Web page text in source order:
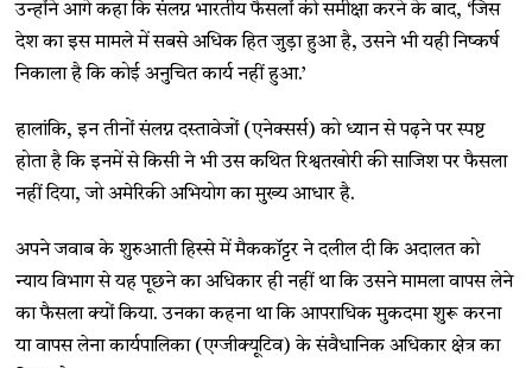
उन्होंने आगे कहा कि संलग्न भारतीय फैसलों की समीक्षा करने के बाद, ‘जिस
देश का इस मामले में सबसे अधिक हित जुड़ा हुआ है, उसने भी यही निष्कर्ष
निकाला है कि कोई अनुचित कार्य नहीं हुआ.’
हालांकि, इन तीनों संलग्न दस्तावेजों (एनेक्सर्स) को ध्यान से पढ़ने पर स्पष्ट
होता है कि इनमें से किसी ने भी उस कथित रिश्वतखोरी की साजिश पर फैसला
नहीं दिया, जो अमेरिकी अभियोग का मुख्य आधार है.
अपने जवाब के शुरुआती हिस्से में मैककॉट्टर ने दलील दी कि अदालत को
न्याय विभाग से यह पूछने का अधिकार ही नहीं था कि उसने मामला वापस लेने
का फैसला क्यों किया. उनका कहना था कि आपराधिक मुकदमा शुरू करना
या वापस लेना कार्यपालिका (एग्जीक्यूटिव) के संवैधानिक अधिकार क्षेत्र का